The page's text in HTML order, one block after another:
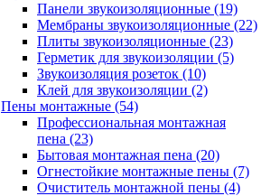
Панели звукоизоляционные (19)
Мембраны звукоизоляционные (22)
Плиты звукоизоляционные (23)
Герметик для звукоизоляции (5)
Звукоизоляция розеток (10)
Клей для звукоизоляции (2)
Пены монтажные (54)
Профессиональная монтажная
пена (23)
Бытовая монтажная пена (20)
Огнестойкие монтажные пены (7)
Очиститель монтажной пены (4)